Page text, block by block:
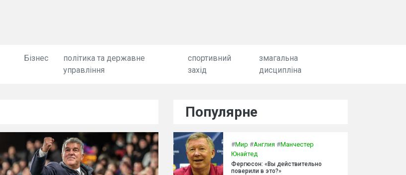
Бізнес
політика та державне
управління
спортивний
захід
змагальна
дисципліна
Популярне
#Мир #Англия #Манчестер
Юнайтед
Фергюсон: «Вы действительно
поверили в это?»